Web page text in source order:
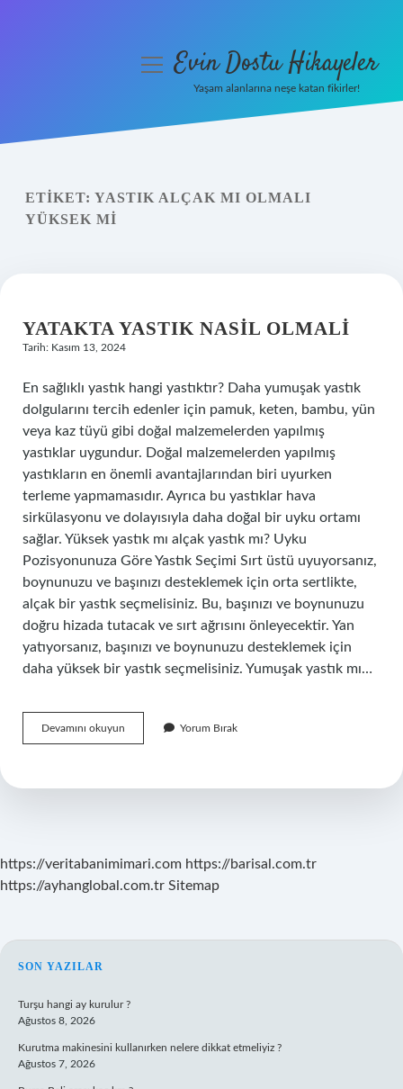
Yasal Uyarı
menüyüEvin Dostu Hikayeler
Yaşam alanlarına neşe katan fikirler!
ETIKET: YASTIK ALÇAK MI OLMALI
YÜKSEK MI
YATAKTA YASTIK NASIL OLMALI
Tarih: Kasım 13, 2024
En sağlıklı yastık hangi yastıktır? Daha yumuşak yastık
dolgularını tercih edenler için pamuk, keten, bambu, yün
veya kaz tüyü gibi doğal malzemelerden yapılmış
yastıklar uygundur. Doğal malzemelerden yapılmış
yastıkların en önemli avantajlarından biri uyurken
terleme yapmamasıdır. Ayrıca bu yastıklar hava
sirkülasyonu ve dolayısıyla daha doğal bir uyku ortamı
sağlar. Yüksek yastık mı alçak yastık mı? Uyku
Pozisyonunuza Göre Yastık Seçimi Sırt üstü uyuyorsanız,
boynunuzu ve başınızı desteklemek için orta sertlikte,
alçak bir yastık seçmelisiniz. Bu, başınızı ve boynunuzu
doğru hizada tutacak ve sırt ağrısını önleyecektir. Yan
yatıyorsanız, başınızı ve boynunuzu desteklemek için
daha yüksek bir yastık seçmelisiniz. Yumuşak yastık mı…
Devamını okuyun
Yastık
Yorum Bırak
https://veritabanimimari.com https://barisal.com.tr
https://ayhanglobal.com.tr Sitemap
SIDEBAR
SON YAZILAR
Turşu hangi ay kurulur ?
Ağustos 8, 2026
Kurutma makinesini kullanırken nelere dikkat etmeliyiz ?
Ağustos 7, 2026